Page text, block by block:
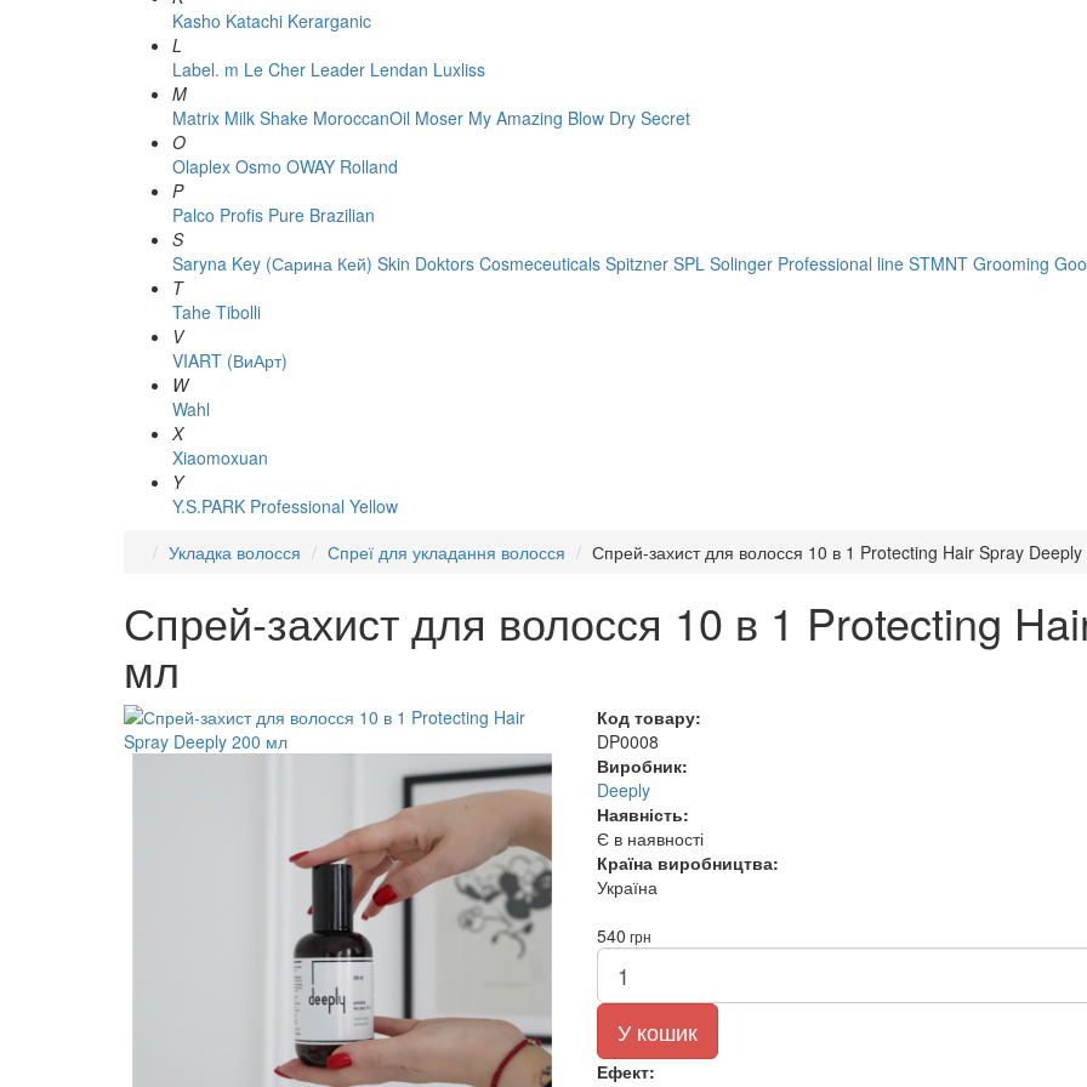
Kasho Katachi Kerarganic
L
Label. m Le Cher Leader Lendan Luxliss
M
Matrix Milk Shake MoroccanOil Moser My Amazing Blow Dry Secret
O
Olaplex Osmo OWAY Rolland
P
Palco Profis Pure Brazilian
S
Saryna Key (Сарина Кей) Skin Doktors Cosmeceuticals Spitzner SPL Solinger Professional line STMNT Grooming
T
Tahe Tibolli
V
VIART (ВиАрт)
W
Wahl
X
Xiaomoxuan
Y
Y.S.PARK Professional Yellow
Укладка волосся
Спреї для укладання волосся Спрей-захист для волосся 10 в 1 Protecting Hair Spray
Спрей-захист для волосся 10 в 1 Protecting
мл
Код товару:
DP0008
Виробник:
Deeply
Наявність:
Є в наявності
Країна виробництва:
Україна
540 грн
У кошик
Ефект: